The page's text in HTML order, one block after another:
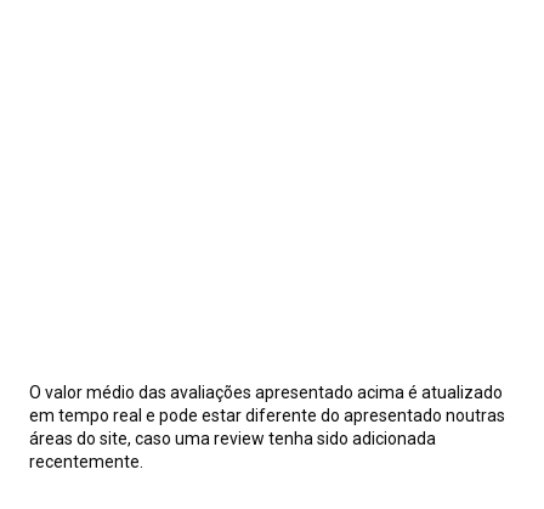
O valor médio das avaliações apresentado acima é atualizado
em tempo real e pode estar diferente do apresentado noutras
áreas do site, caso uma review tenha sido adicionada
recentemente.